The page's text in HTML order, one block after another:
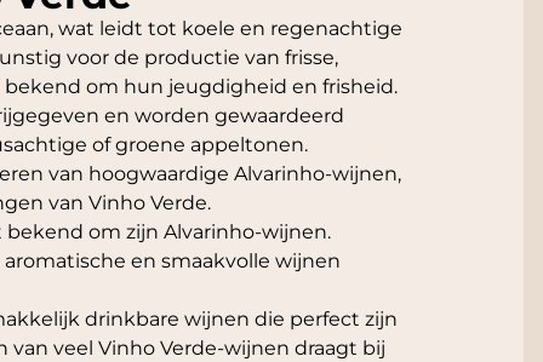
wat leidt tot koele en regenachtige
voor de productie van frisse,
om hun jeugdigheid en frisheid.
en worden gewaardeerd
of groene appeltonen.
van hoogwaardige Alvarinho-wijnen,
van Vinho Verde.
om zijn Alvarinho-wijnen.
en smaakvolle wijnen
drinkbare wijnen die perfect zijn
veel Vinho Verde-wijnen draagt bij